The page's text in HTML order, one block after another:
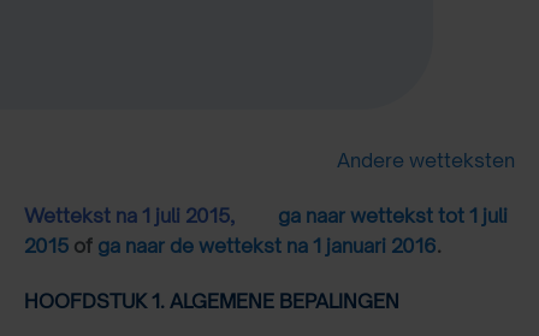
Andere wetteksten
Wettekst na 1 juli 2015,
ga naar wettekst tot 1 juli
2015 of ga naar de wettekst na 1 januari 2016.
HOOFDSTUK 1. ALGEMENE BEPALINGEN